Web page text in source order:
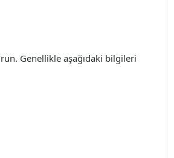
Genellikle aşağıdaki bilgileri